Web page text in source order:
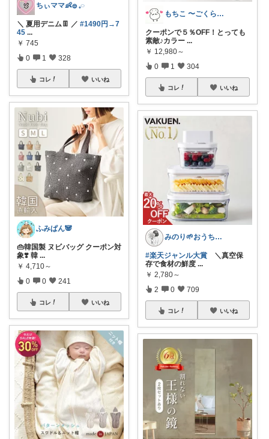
ちぃママ👶𓐍 𓈒◌
＼ 夏用デニム👖 ／ #1490円→7
45 ...
￥ 745
0 1 328
コレ いいね
ふみぱん🐼
👜韓国製 ヌビバッグ クーポン対
象❣️ 韓 ...
￥ 4,710～
0 0 241
コレ いいね
もちこ 〜ごくらく＆かわいい生活♪
クーポンで５％OFF！とっても
素敵♪カラー ...
￥ 12,980～
0 1 304
コレ いいね
みのり🌱おうち時間充実item
#楽天ジャンル大賞 ＼真空保
存で食材の鮮度 ...
￥ 2,780～
2 0 709
コレ いいね